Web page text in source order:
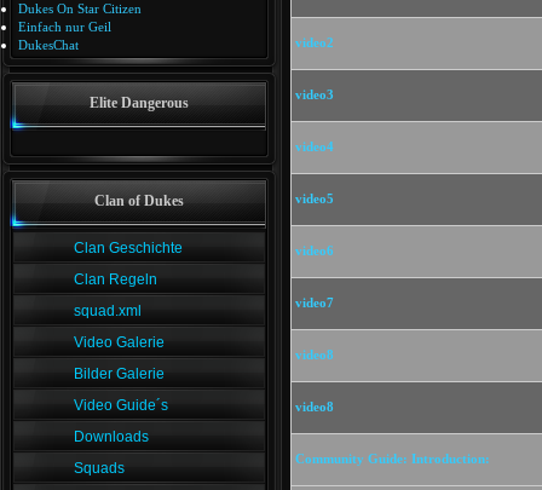
Dukes On Star Citizen
Einfach nur Geil
DukesChat
Elite Dangerous
Clan of Dukes
Clan Geschichte
Clan Regeln
squad.xml
Video Galerie
Bilder Galerie
Video Guide´s
Downloads
Squads
video2
video3
video4
video5
video6
video7
video8
video8
Community Guide: Introduction: